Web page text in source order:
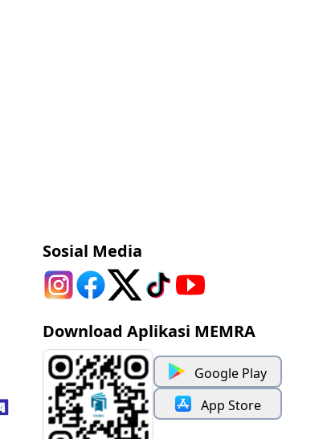
Sosial Media
Download Aplikasi MEMRA
Google Play
App Store